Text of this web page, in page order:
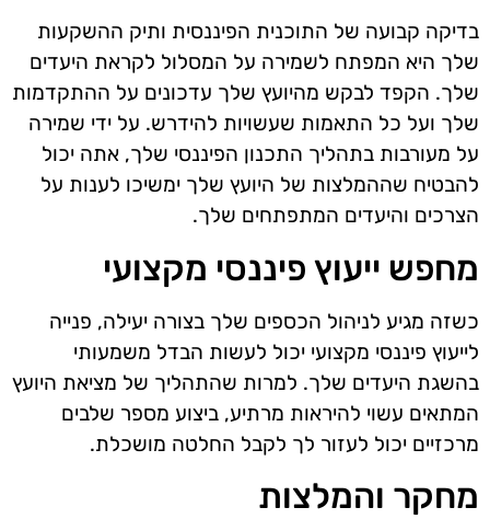
בדיקה קבועה של התוכנית הפיננסית ותיק ההשקעות
שלך היא המפתח לשמירה על המסלול לקראת היעדים
שלך. הקפד לבקש מהיועץ שלך עדכונים על ההתקדמות
שלך ועל כל התאמות שעשויות להידרש. על ידי שמירה
על מעורבות בתהליך התכנון הפיננסי שלך, אתה יכול
להבטיח שההמלצות של היועץ שלך ימשיכו לענות על
הצרכים והיעדים המתפתחים שלך.
מחפש ייעוץ פיננסי מקצועי
כשזה מגיע לניהול הכספים שלך בצורה יעילה, פנייה
לייעוץ פיננסי מקצועי יכול לעשות הבדל משמעותי
בהשגת היעדים שלך. למרות שהתהליך של מציאת היועץ
המתאים עשוי להיראות מרתיע, ביצוע מספר שלבים
מרכזיים יכול לעזור לך לקבל החלטה מושכלת.
מחקר והמלצות